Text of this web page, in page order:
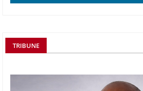
TRIBUNE